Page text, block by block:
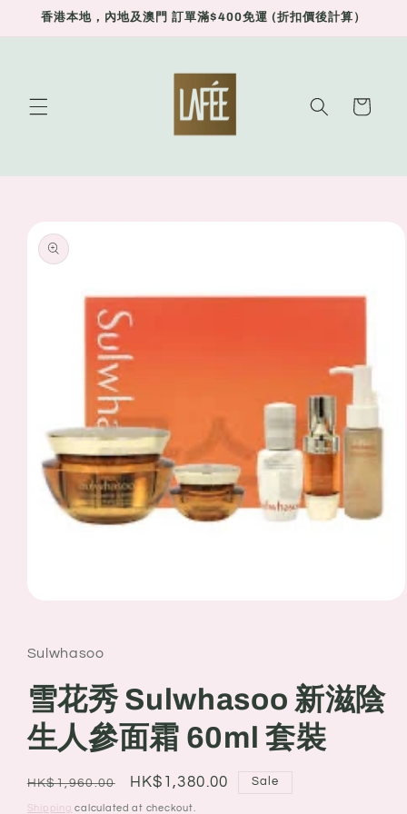
Skip to
香港本地，內地及澳門 訂單滿$400免運 (折扣價後計算）
Cart
product
information
in
modal
Sulwhasoo
雪花秀 Sulwhasoo 新滋陰
生人參面霜 60ml 套裝
Regular
price
HK$1,960.00
Sale
price
HK$1,380.00 Sale
Shipping calculated at checkout.